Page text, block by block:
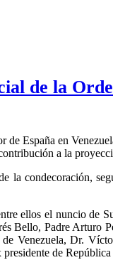
de la
de España en
a la
la condecoración,
ellos el nuncio
Bello, Padre Arturo
Venezuela, Dr.
de